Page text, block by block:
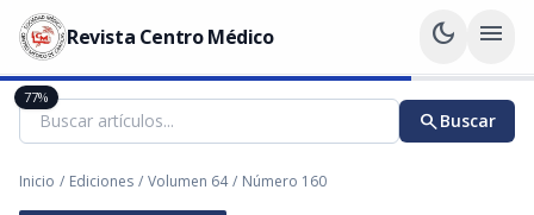
Revista Centro Médico dark_mode menu
searchBuscar
Inicio / Ediciones / Volumen 64 / Número 160
77%